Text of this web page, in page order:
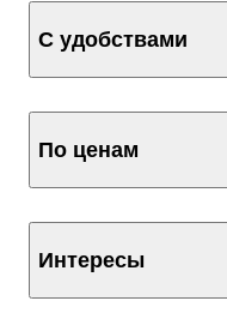
С удобствами
По ценам
Интересы